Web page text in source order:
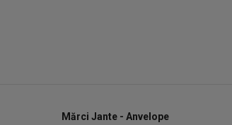
Mărci Jante - Anvelope